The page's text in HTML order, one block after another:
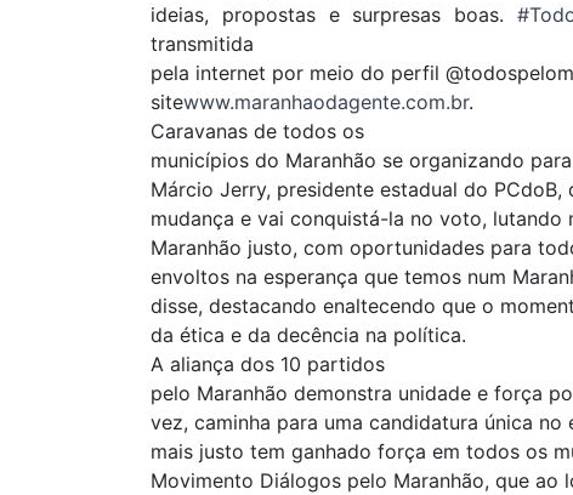
ideias, propostas e surpresas boas.
transmitida
pela internet por meio do perfil
sitewww.maranhaodagente.com.br.
Caravanas de todos os
municípios do Maranhão se organizando
Márcio Jerry, presidente estadual do
mudança e vai conquistá-la no voto, lutando
Maranhão justo, com oportunidades para
envoltos na esperança que temos num
disse, destacando enaltecendo que o
da ética e da decência na política.
A aliança dos 10 partidos
pelo Maranhão demonstra unidade e força
vez, caminha para uma candidatura única
mais justo tem ganhado força em todos os
Movimento Diálogos pelo Maranhão, que ao